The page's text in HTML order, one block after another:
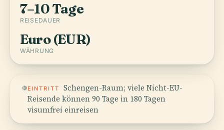
7–10 Tage
REISEDAUER
Euro (EUR)
WÄHRUNG
EINTRITT
Schengen-Raum; viele Nicht-EU-
Reisende können 90 Tage in 180 Tagen
visumfrei einreisen